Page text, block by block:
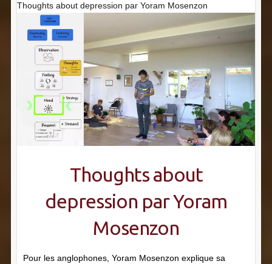
Thoughts about depression par Yoram Mosenzon
Thoughts about
depression par Yoram
Mosenzon
Pour les anglophones, Yoram Mosenzon explique sa